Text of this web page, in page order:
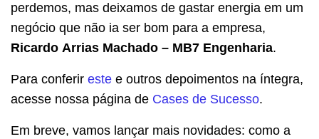
perdemos, mas deixamos de gastar energia em um
negócio que não ia ser bom para a empresa,
Ricardo Arrias Machado – MB7 Engenharia.
Para conferir este e outros depoimentos na íntegra,
acesse nossa página de Cases de Sucesso.
Em breve, vamos lançar mais novidades: como a